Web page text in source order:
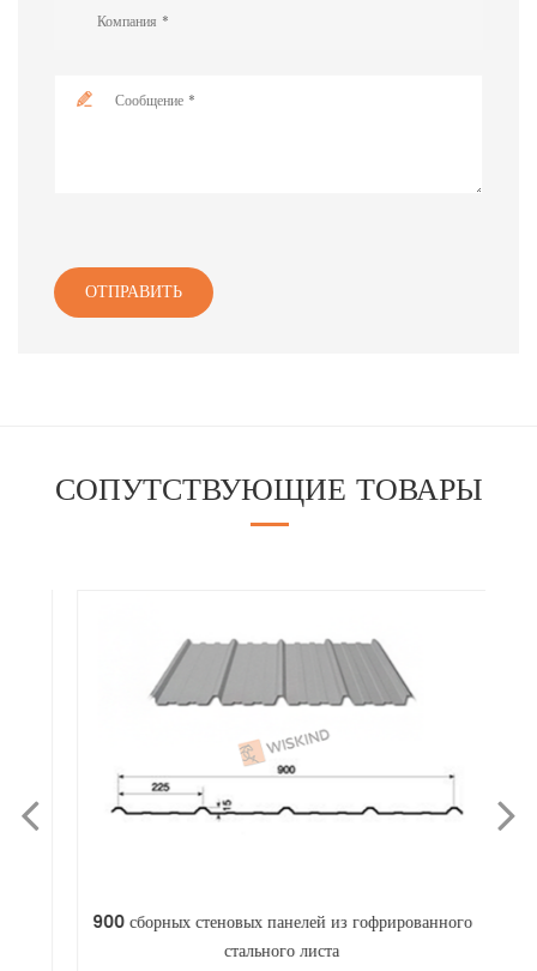
ОТПРАВИТЬ
СОПУТСТВУЮЩИЕ ТОВАРЫ
900 сборных стеновых панелей из гофрированного
стального листа